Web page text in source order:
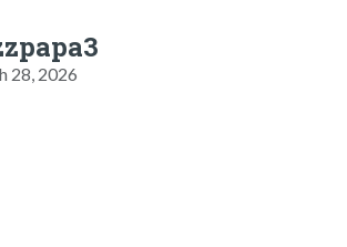
28, 2026